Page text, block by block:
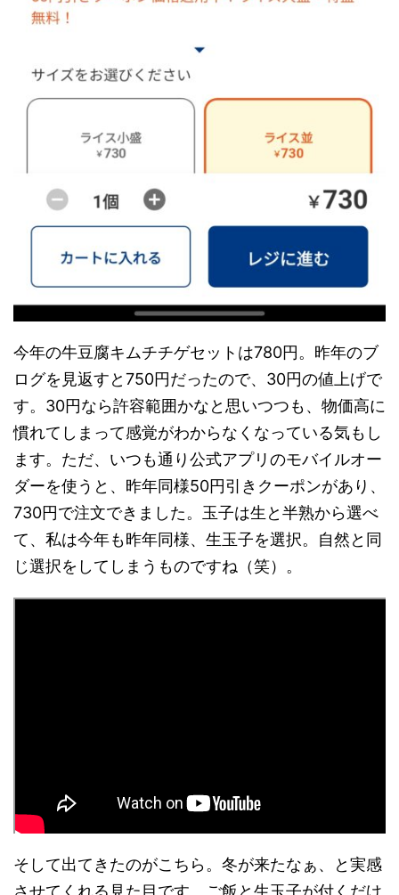
今年の牛豆腐キムチチゲセットは780円。昨年のブ
ログを見返すと750円だったので、30円の値上げで
す。30円なら許容範囲かなと思いつつも、物価高に
慣れてしまって感覚がわからなくなっている気もし
ます。ただ、いつも通り公式アプリのモバイルオー
ダーを使うと、昨年同様50円引きクーポンがあり、
730円で注文できました。玉子は生と半熟から選べ
て、私は今年も昨年同様、生玉子を選択。自然と同
じ選択をしてしまうものですね（笑）。
そして出てきたのがこちら。冬が来たなぁ、と実感
させてくれる見た目です。ご飯と生玉子が付くだけ